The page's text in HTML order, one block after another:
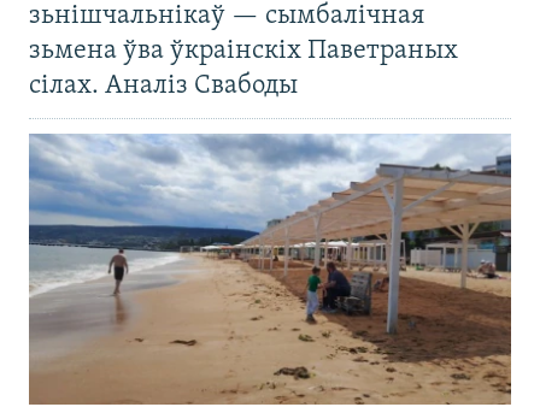
зьнішчальнікаў — сымбалічная
зьмена ўва ўкраінскіх Паветраных
сілах. Аналіз Свабоды